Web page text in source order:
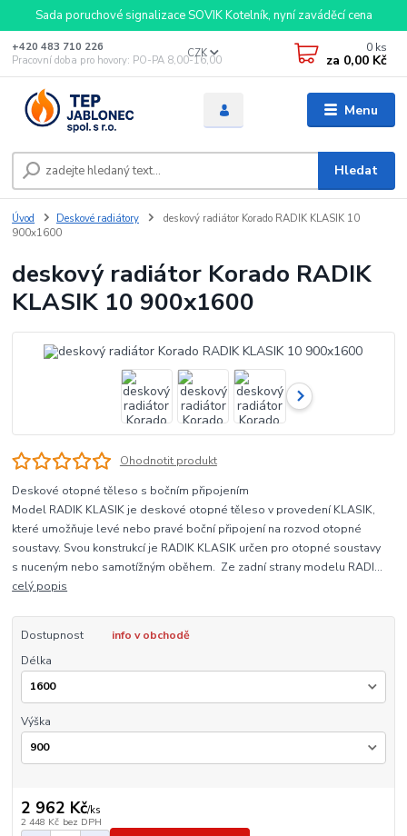
Sada poruchové signalizace SOVIK Kotelník, nyní zaváděcí cena
Menu
CZK
Hledat
+420 483 710 226
Pracovní doba pro hovory: PO-PA 8,00-16,00
0 ks
za 0,00 Kč
Úvod Deskové radiátory
deskový radiátor Korado RADIK KLASIK 10
900x1600
deskový radiátor Korado RADIK
KLASIK 10 900x1600
Ohodnotit produkt
Deskové otopné těleso s bočním připojením
Model RADIK KLASIK je deskové otopné těleso v provedení KLASIK,
které umožňuje levé nebo pravé boční připojení na rozvod otopné
soustavy. Svou konstrukcí je RADIK KLASIK určen pro otopné soustavy
s nuceným nebo samotížným oběhem. Ze zadní strany modelu RADI...
celý popis
Dostupnost
info v obchodě
Délka
Výška
2 962 Kč/ks
2 448 Kč bez DPH